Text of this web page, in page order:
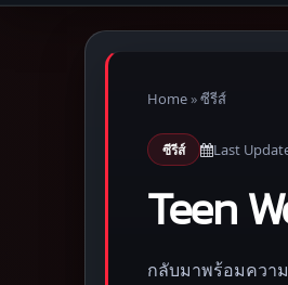
Home»ซีรีส์
ซีรีส์ Last
Teen
กลับมาพร้อมควา